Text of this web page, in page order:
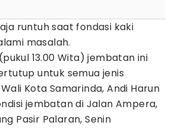
runtuh saat fondasi kaki
masalah.
13.00 Wita) jembatan ini
untuk semua jenis
Kota Samarinda, Andi Harun
jembatan di Jalan Ampera,
Pasir Palaran, Senin